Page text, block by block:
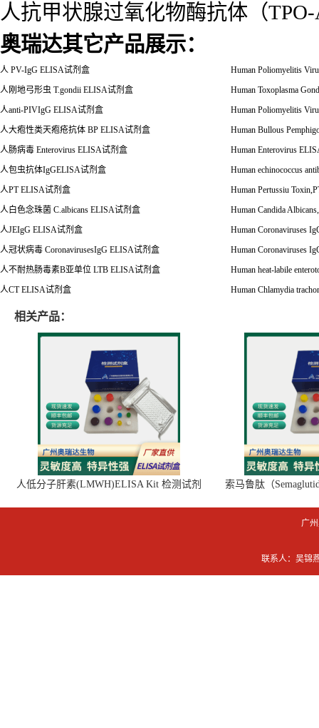
人抗甲状腺过氧化物酶抗体（
奥瑞达其它产品展示：
人 PV-IgG ELISA试剂盒
Human Poliomyelitis
人刚地弓形虫 T.gondii ELISA试剂盒
Human Toxoplasma
人anti-PIVIgG ELISA试剂盒
Human Poliomyelitis
人大疱性类天疱疮抗体 BP ELISA试剂盒
Human Bullous
人肠病毒 Enterovirus ELISA试剂盒
Human Enterovirus
人包虫抗体IgGELISA试剂盒
Human echinococcus
人PT ELISA试剂盒
Human Pertussiu
人白色念珠菌 C.albicans ELISA试剂盒
Human Candida
人JEIgG ELISA试剂盒
Human Coronaviruses
人冠状病毒 CoronavirusesIgG ELISA试剂盒
Human Coronaviruses
人不耐热肠毒素B亚单位 LTB ELISA试剂盒
Human heat-labile
人CT ELISA试剂盒
Human Chlamydia
相关产品：
人低分子肝素(LMWH)ELISA Kit 检测试剂
索马鲁肽（
广
联系人：吴锦